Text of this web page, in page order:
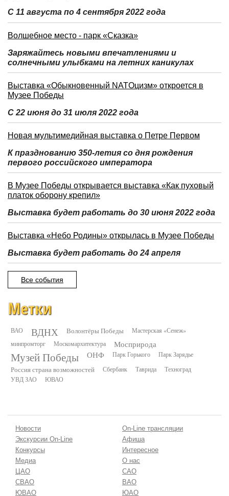
С 11 августа по 4 сентября 2022 года
Волшебное место - парк «Сказка»
Заряжайтесь новыми впечатлениями и
солнечными улыбками на летних каникулах
Выставка «Обыкновенный NATOцизм» откроется в
Музее Победы
С 22 июня до 31 июля 2022 года
Новая мультимедийная выставка о Петре Первом
К празднованию 350-летия со дня рождения
первого российского императора
В Музее Победы открывается выставка «Как пуховый
платок оборону крепил»
Выставка будет работать до 30 июня 2022 года
Выставка «Небо Родины» открылась в Музее Победы
Выставка будет работать до 24 апреля
Все события
Метки
ВАО ВДНХ Волонтёры Победы
Мастерская «Сенеж»
минпромторг
Москомархитектура Мосприрода
Музей Победы ОНФ Парк Горького Парк Зарядье
Россия страна возможностей Сбербанк Таврида
Техноград
УВД ЗАО
ЮВАО
Новости
On-Line трансляции
Экскурсии On-Line
Афиша
Конкурсы
Интересное
Медиа
О нас
ЦАО
САО
СВАО
ВАО
ЮВАО
ЮАО